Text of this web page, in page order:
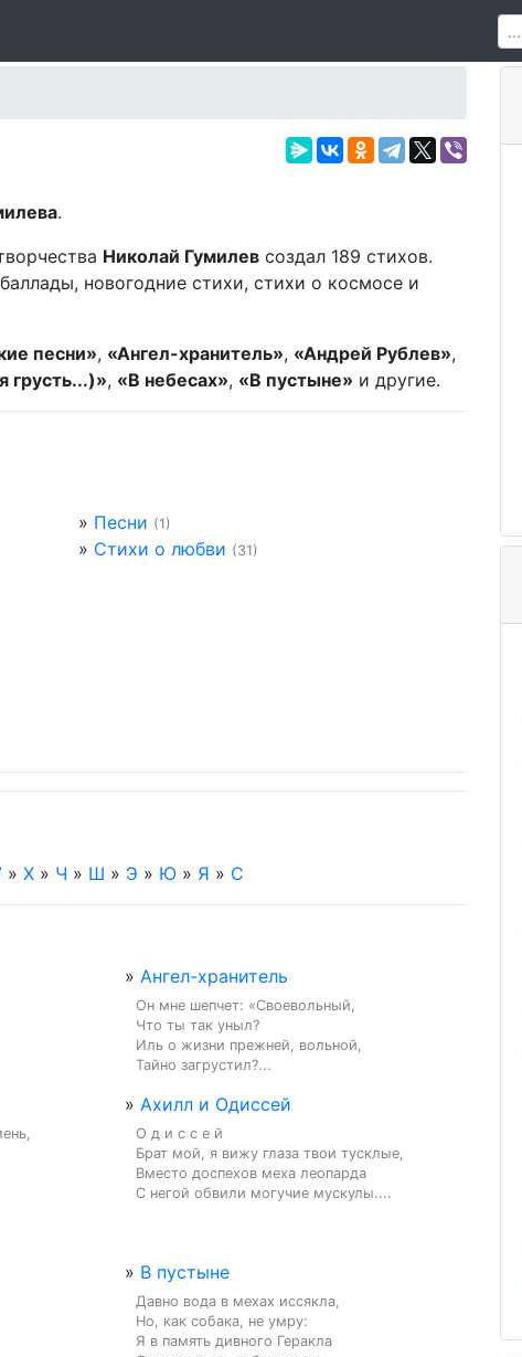
.
Николай Гумилев создал 189 стихов.
новогодние стихи, стихи о космосе и
песни», «Ангел-хранитель», «Андрей Рублев»,
грусть...)», «В небесах», «В пустыне» и другие.
» Песни (1)
» Стихи о любви (31)
» Х » Ч » Ш » Э » Ю » Я » C
» Ангел-хранитель
Он мне шепчет: «Своевольный,
Что ты так уныл?
Иль о жизни прежней, вольной,
Тайно загрустил?...
» Ахилл и Одиссей
О д и с с е й
Брат мой, я вижу глаза твои тусклые,
Вместо доспехов меха леопарда
С негой обвили могучие мускулы....
» В пустыне
Давно вода в мехах иссякла,
Но, как собака, не умру:
Я в память дивного Геракла